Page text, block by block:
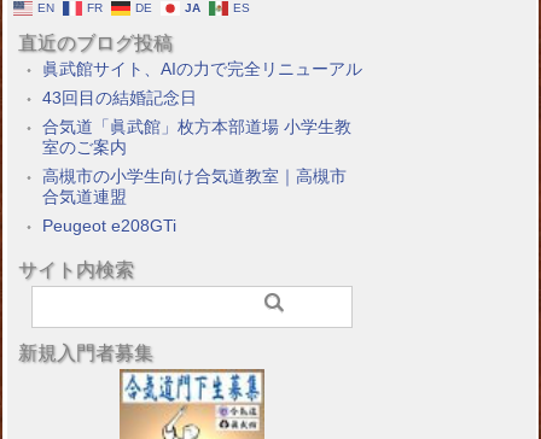
EN FR DE JA ES
直近のブログ投稿
眞武館サイト、AIの力で完全リニューアル
43回目の結婚記念日
合気道「眞武館」枚方本部道場 小学生教
室のご案内
高槻市の小学生向け合気道教室｜高槻市
合気道連盟
Peugeot e208GTi
サイト内検索
新規入門者募集